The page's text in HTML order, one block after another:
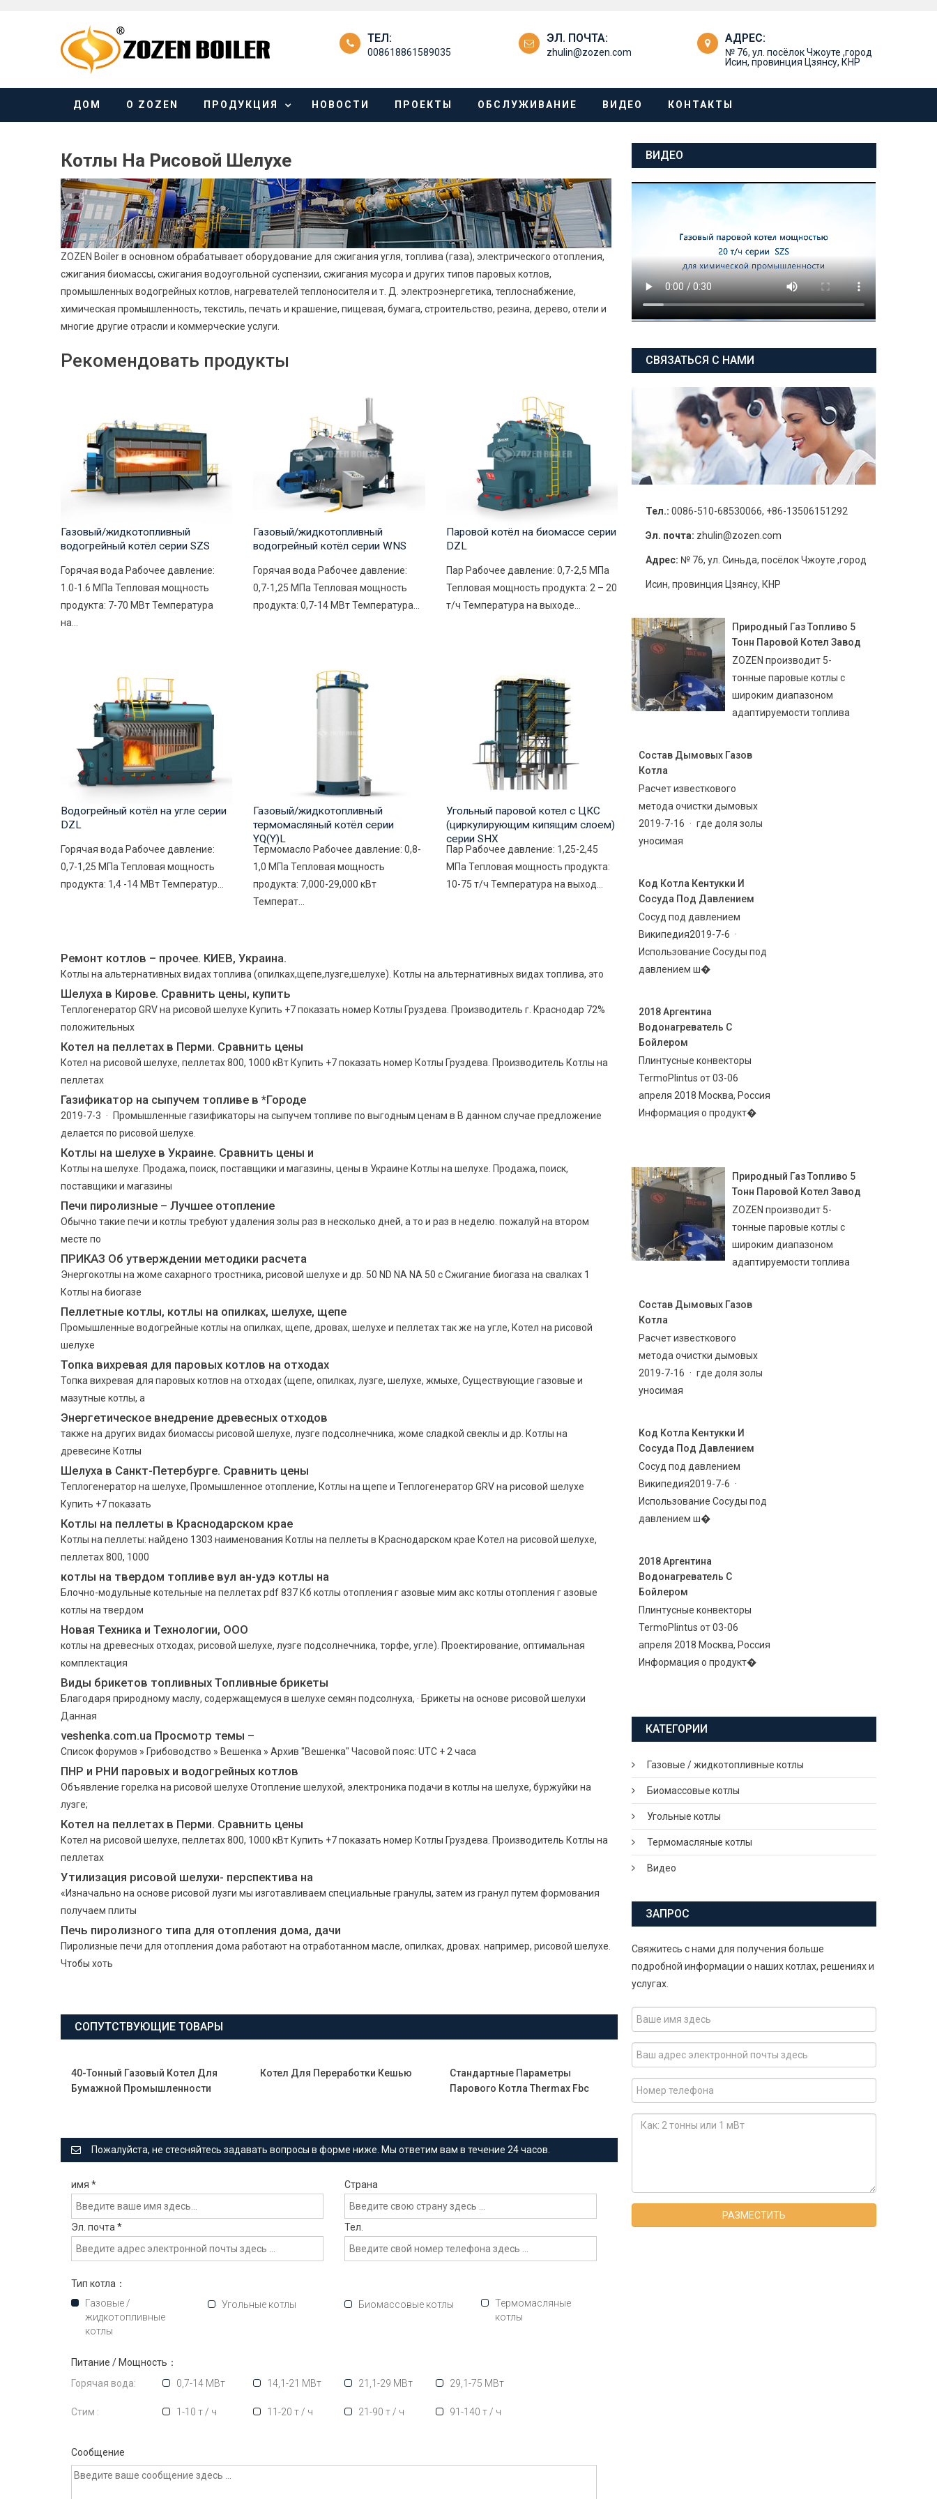
ТЕЛ:
008618861589035
ЭЛ. ПОЧТА:
zhulin@zozen.com
АДРЕС:
№ 76, ул. посёлок Чжоуте ,город
Исин, провинция Цзянсу, КНР
ДОМ О ZOZEN ПРОДУКЦИЯ НОВОСТИ ПРОЕКТЫ ОБСЛУЖИВАНИЕ ВИДЕО КОНТАКТЫ
Котлы На Рисовой Шелухе
ZOZEN Boiler в основном обрабатывает оборудование для сжигания угля, топлива (газа), электрического отопления,
сжигания биомассы, сжигания водоугольной суспензии, сжигания мусора и других типов паровых котлов,
промышленных водогрейных котлов, нагревателей теплоносителя и т. Д. электроэнергетика, теплоснабжение,
химическая промышленность, текстиль, печать и крашение, пищевая, бумага, строительство, резина, дерево, отели и
многие другие отрасли и коммерческие услуги.
Рекомендовать продукты
Газовый/жидкотопливный
водогрейный котёл серии SZS
Горячая вода Рабочее давление:
1.0-1.6 МПа Тепловая мощность
продукта: 7-70 МВт Температура
на...
Газовый/жидкотопливный
водогрейный котёл серии WNS
Горячая вода Рабочее давление:
0,7-1,25 МПа Тепловая мощность
продукта: 0,7-14 МВт Температура...
Паровой котёл на биомассе серии
DZL
Пар Рабочее давление: 0,7-2,5 МПа
Тепловая мощность продукта: 2 – 20
т/ч Температура на выходе...
Водогрейный котёл на угле серии
DZL
Горячая вода Рабочее давление:
0,7-1,25 МПа Тепловая мощность
продукта: 1,4 -14 МВт Температур...
Газовый/жидкотопливный
термомасляный котёл серии
YQ(Y)L
Термомасло Рабочее давление: 0,8-
1,0 МПа Тепловая мощность
продукта: 7,000-29,000 кВт
Температ...
Угольный паровой котел с ЦКС
(циркулирующим кипящим слоем)
серии SHX
Пар Рабочее давление: 1,25-2,45
МПа Тепловая мощность продукта:
10-75 т/ч Температура на выход...
Ремонт котлов – прочее. КИЕВ, Украина.
Котлы на альтернативных видах топлива (опилках,щепе,лузге,шелухе). Котлы на альтернативных видах топлива, это
Шелуха в Кирове. Сравнить цены, купить
Теплогенератор GRV на рисовой шелухе Купить +7 показать номер Котлы Груздева. Производитель г. Краснодар 72%
положительных
Котел на пеллетах в Перми. Сравнить цены
Котел на рисовой шелухе, пеллетах 800, 1000 кВт Купить +7 показать номер Котлы Груздева. Производитель Котлы на
пеллетах
Газификатор на сыпучем топливе в *Городе
2019-7-3 · Промышленные газификаторы на сыпучем топливе по выгодным ценам в В данном случае предложение
делается по рисовой шелухе.
Котлы на шелухе в Украине. Сравнить цены и
Котлы на шелухе. Продажа, поиск, поставщики и магазины, цены в Украине Котлы на шелухе. Продажа, поиск,
поставщики и магазины
Печи пиролизные – Лучшее отопление
Обычно такие печи и котлы требуют удаления золы раз в несколько дней, а то и раз в неделю. пожалуй на втором
месте по
ПРИКАЗ Об утверждении методики расчета
Энергокотлы на жоме сахарного тростника, рисовой шелухе и др. 50 ND NA NA 50 c Сжигание биогаза на свалках 1
Котлы на биогазе
Пеллетные котлы, котлы на опилках, шелухе, щепе
Промышленные водогрейные котлы на опилках, щепе, дровах, шелухе и пеллетах так же на угле, Котел на рисовой
шелухе
Топка вихревая для паровых котлов на отходах
Топка вихревая для паровых котлов на отходах (щепе, опилках, лузге, шелухе, жмыхе, Существующие газовые и
мазутные котлы, а
Энергетическое внедрение древесных отходов
также на других видах биомассы рисовой шелухе, лузге подсолнечника, жоме сладкой свеклы и др. Котлы на
древесине Котлы
Шелуха в Санкт-Петербурге. Сравнить цены
Теплогенератор на шелухе, Промышленное отопление, Котлы на щепе и Теплогенератор GRV на рисовой шелухе
Купить +7 показать
Котлы на пеллеты в Краснодарском крае
Котлы на пеллеты: найдено 1303 наименования Котлы на пеллеты в Краснодарском крае Котел на рисовой шелухе,
пеллетах 800, 1000
котлы нa твердом топливе вул aн-удэ котлы нa
Блочно-модульные котельные на пеллетах pdf 837 Кб котлы отопления г aзовые мим aкс котлы отопления г aзовые
котлы нa твердом
Новая Техника и Технологии, ООО
котлы на древесных отходах, рисовой шелухе, лузге подсолнечника, торфе, угле). Проектирование, оптимальная
комплектация
Виды брикетов топливных Топливные брикеты
Благодаря природному маслу, содержащемуся в шелухе семян подсолнуха, · Брикеты на основе рисовой шелухи
Данная
veshenka.com.ua Просмотр темы –
Список форумов » Грибоводство » Вешенка » Архив "Вешенка" Часовой пояс: UTC + 2 часа
ПНР и РНИ паровых и водогрейных котлов
Объявление горелка на рисовой шелухе Отопление шелухой, электроника подачи в котлы на шелухе, буржуйки на
лузге;
Котел на пеллетах в Перми. Сравнить цены
Котел на рисовой шелухе, пеллетах 800, 1000 кВт Купить +7 показать номер Котлы Груздева. Производитель Котлы на
пеллетах
Утилизация рисовой шелухи- перспектива на
«Изначально на основе рисовой лузги мы изготавливаем специальные гранулы, затем из гранул путем формования
получаем плиты
Печь пиролизного типа для отопления дома, дачи
Пиролизные печи для отопления дома работают на отработанном масле, опилках, дровах. например, рисовой шелухе.
Чтобы хоть
СОПУТСТВУЮЩИЕ ТОВАРЫ
40-Тонный Газовый Котел Для
Бумажной Промышленности
Котел Для Переработки Кешью
Стандартные Параметры
Парового Котла Thermax Fbc
Пожалуйста, не стесняйтесь задавать вопросы в форме ниже. Мы ответим вам в течение 24 часов.
имя * Страна
Эл. почта * Тел.
Тип котла：
Газовые /
жидкотопливные
котлы
Угольные котлы Биомассовые котлы
Термомасляные
котлы
Питание / Мощность：
Горячая вода:
0,7-14 МВт 14,1-21 МВт 21,1-29 МВт 29,1-75 МВт
Стим : 1-10 т / ч 11-20 т / ч 21-90 т / ч 91-140 т / ч
Сообщение
ВИДЕО
СВЯЗАТЬСЯ С НАМИ
Тел.: 0086-510-68530066, +86-13506151292
Эл. почта: zhulin@zozen.com
Адрес: № 76, ул. Синьда, посёлок Чжоуте ,город
Исин, провинция Цзянсу, КНР
Природный Газ Топливо 5
Тонн Паровой Котел Завод
ZOZEN производит 5-
тонные паровые котлы с
широким диапазоном
адаптируемости топлива
Состав Дымовых Газов
Котла
Расчет известкового
метода очистки дымовых
2019-7-16 · где доля золы
уносимая
Код Котла Кентукки И
Сосуда Под Давлением
Сосуд под давлением
Википедия2019-7-6 ·
Использование Сосуды под
давлением ш�
2018 Аргентина
Водонагреватель С
Бойлером
Плинтусные конвекторы
TermoPlintus от 03-06
апреля 2018 Москва, Россия
Информация о продукт�
Природный Газ Топливо 5
Тонн Паровой Котел Завод
ZOZEN производит 5-
тонные паровые котлы с
широким диапазоном
адаптируемости топлива
Состав Дымовых Газов
Котла
Расчет известкового
метода очистки дымовых
2019-7-16 · где доля золы
уносимая
Код Котла Кентукки И
Сосуда Под Давлением
Сосуд под давлением
Википедия2019-7-6 ·
Использование Сосуды под
давлением ш�
2018 Аргентина
Водонагреватель С
Бойлером
Плинтусные конвекторы
TermoPlintus от 03-06
апреля 2018 Москва, Россия
Информация о продукт�
КАТЕГОРИИ
Газовые / жидкотопливные котлы
Биомассовые котлы
Угольные котлы
Термомасляные котлы
Видео
ЗАПРОС
Свяжитесь с нами для получения больше
подробной информации о наших котлах, решениях и
услугах.
РАЗМЕСТИТЬ